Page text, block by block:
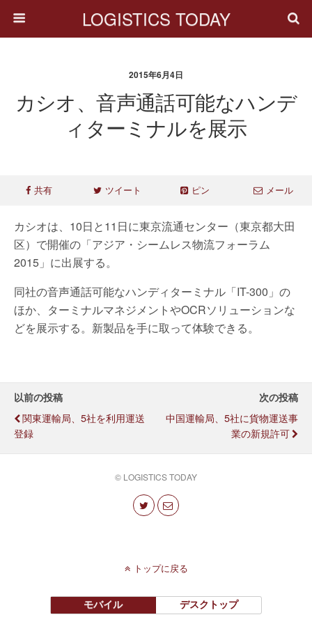
LOGISTICS TODAY
2015年6月4日
カシオ、音声通話可能なハンデ
ィターミナルを展示
共有 ツイート ピン メール
カシオは、10日と11日に東京流通センター（東京都大田
区）で開催の「アジア・シームレス物流フォーラム
2015」に出展する。
同社の音声通話可能なハンディターミナル「IT-300」の
ほか、ターミナルマネジメントやOCRソリューションな
どを展示する。新製品を手に取って体験できる。
以前の投稿
関東運輸局、5社を利用運送
登録
次の投稿
中国運輸局、5社に貨物運送事
業の新規許可
© LOGISTICS TODAY
トップに戻る
モバイル デスクトップ